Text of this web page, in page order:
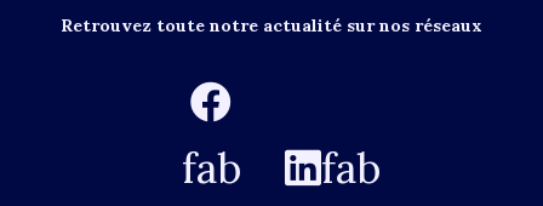
Retrouvez toute notre actualité sur nos réseaux
fab
fab